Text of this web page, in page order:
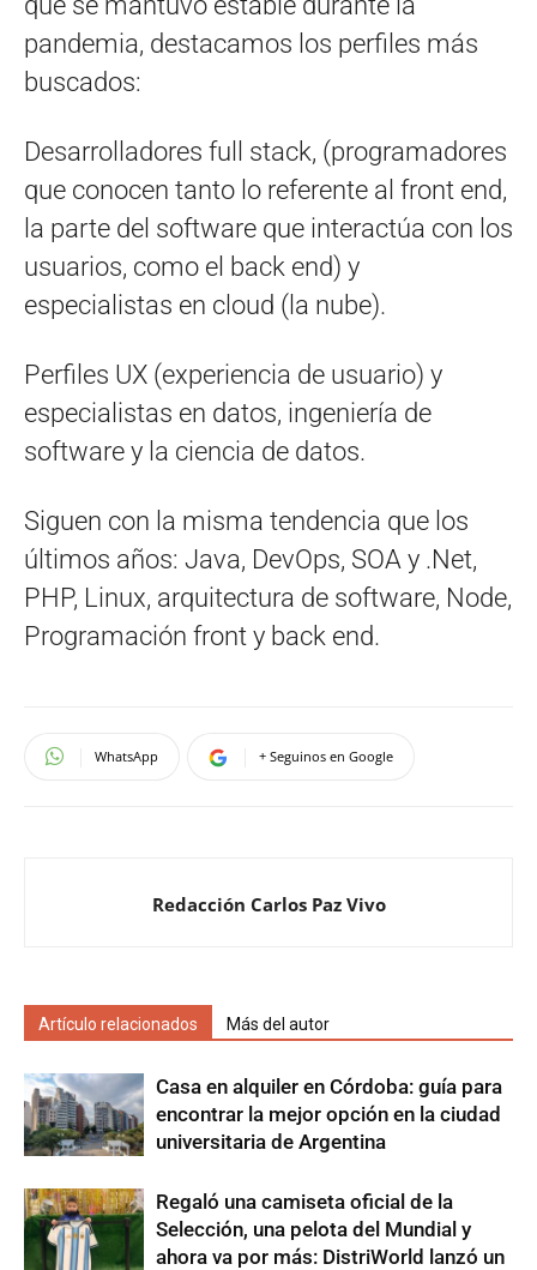
pandemia, destacamos los perfiles más
buscados:
Desarrolladores full stack, (programadores
que conocen tanto lo referente al front end,
la parte del software que interactúa con los
usuarios, como el back end) y
especialistas en cloud (la nube).
Perfiles UX (experiencia de usuario) y
especialistas en datos, ingeniería de
software y la ciencia de datos.
Siguen con la misma tendencia que los
últimos años: Java, DevOps, SOA y .Net,
PHP, Linux, arquitectura de software, Node,
Programación front y back end.
WhatsApp + Seguinos en Google
Redacción Carlos Paz Vivo
Artículo relacionados Más del autor
Casa en alquiler en Córdoba: guía para
encontrar la mejor opción en la ciudad
universitaria de Argentina
Regaló una camiseta oficial de la
Selección, una pelota del Mundial y
ahora va por más: DistriWorld lanzó un